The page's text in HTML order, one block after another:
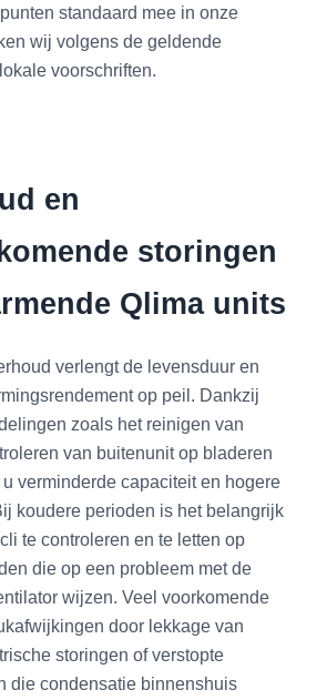
standaard mee in onze
wij volgens de geldende
voorschriften.
en
storingen
Qlima units
verlengt de levensduur en
op peil. Dankzij
zoals het reinigen van
van buitenunit op bladeren
verminderde capaciteit en hogere
koudere perioden is het belangrijk
te controleren en te letten op
die op een probleem met de
wijzen. Veel voorkomende
door lekkage van
storingen of verstopte
die condensatie binnenshuis